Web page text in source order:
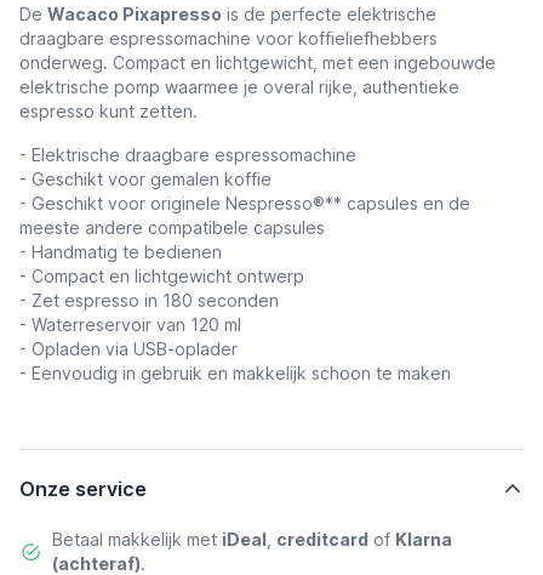
De Wacaco Pixapresso is de perfecte elektrische
draagbare espressomachine voor koffieliefhebbers
onderweg. Compact en lichtgewicht, met een ingebouwde
elektrische pomp waarmee je overal rijke, authentieke
espresso kunt zetten.
- Elektrische draagbare espressomachine
- Geschikt voor gemalen koffie
- Geschikt voor originele Nespresso®** capsules en de
meeste andere compatibele capsules
- Handmatig te bedienen
- Compact en lichtgewicht ontwerp
- Zet espresso in 180 seconden
- Waterreservoir van 120 ml
- Opladen via USB-oplader
- Eenvoudig in gebruik en makkelijk schoon te maken
Onze service
Betaal makkelijk met iDeal creditcard of Klarna
(achteraf).